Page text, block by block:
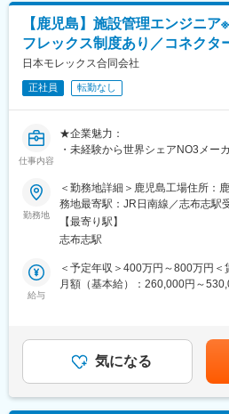
を構築、「良質低価格」の商品と
を施策に動いております。戸建分
で推移しており、2026年に向けて
を図っています。
■就業環境：
■福利厚生：
ど福利厚生の充実度向上を図り、
環境の整備への取り組みをより一
いります。
■当社について：
「日本の家は高すぎる」。今から
アメリカを訪れたときに感じたこ
No.1を目指し成長を続けています。
変更の範囲：会社の定める業務
【鹿児島】施設管理エンジニ
フレックス制度あり／コネクタ
日本モレックス合同会社
正社員 転勤なし
仕事内容
★企業魅力：
・未経験から世界シェアNO3メー
・福利厚生が日本の上場企業並み
施設管理チームは、工場建物全体
場内のその他の工場建物の保守と
守、修理、更新計画の策定を通じ
境、従業員エクスペリエンスを改
電設備の更新などの大規模プロジ
保守・管理をお任せ致します。
勤務地
＜勤務地詳細＞鹿児島工場住所：
務地最寄駅：JR日南線／志布志駅
更の範囲：会社の定める事業所
【最寄り駅】
志布志駅
給与
＜予定年収＞400万円～800万円＜
月額（基本給）：260,000円～
回 ※賞与：年2回賃金はあくまで
じて上下する可能性があります。
記です。
気になる